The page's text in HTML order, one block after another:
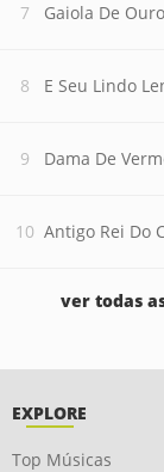
Gaiola De Ouro
E Seu Lindo
Dama De
Antigo Rei Do
ver todas
EXPLORE
Top Músicas